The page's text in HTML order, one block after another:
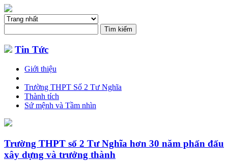
Tin Tức
Giới thiệu
Trường THPT Số 2 Tư Nghĩa
Thành tích
Sứ mệnh và Tầm nhìn
Trường THPT số 2 Tư Nghĩa hơn 30 năm phấn đấu
xây dựng và trưởng thành